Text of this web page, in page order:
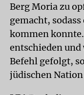
Berg Moria zu
gemacht, sodass
kommen
entschieden
Befehl gefolgt,
jüdischen